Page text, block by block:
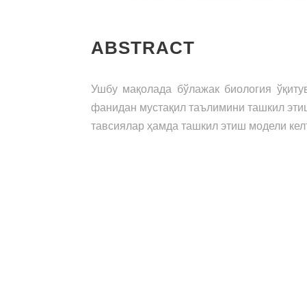
ABSTRACT
Ушбу мақолада бўлажак биология
фанидан мустақил таълимини ташкил
тавсиялар ҳамда ташкил этиш модели